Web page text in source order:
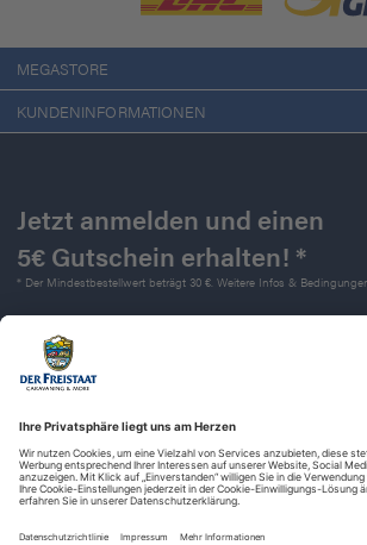
MEGASTORE
KUNDENINFORMATIONEN
Jetzt anmelden und einen
5€ Gutschein erhalten! *
* Der Mindestbestellwert beträgt 30 €. Weitere Infos &